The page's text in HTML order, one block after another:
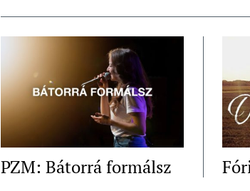
PZM: Bátorrá formálsz